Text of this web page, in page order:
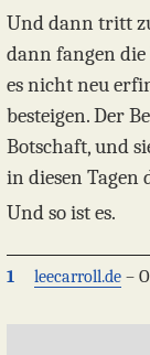
Und dann tritt
dann fangen
es nicht neu
besteigen. Der
Botschaft, und
in diesen Tagen
Und so ist es.
1 leecarroll.de –